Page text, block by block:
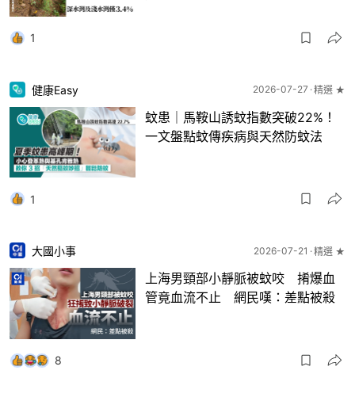
1
健康Easy 2026-07-27 精選 ★
蚊患｜馬鞍山誘蚊指數突破22%！
一文盤點蚊傳疾病與天然防蚊法
1
大國小事 2026-07-21 精選 ★
上海男頸部小靜脈被蚊咬 𢯎爆血
管竟血流不止 網民嘆：差點被殺
8